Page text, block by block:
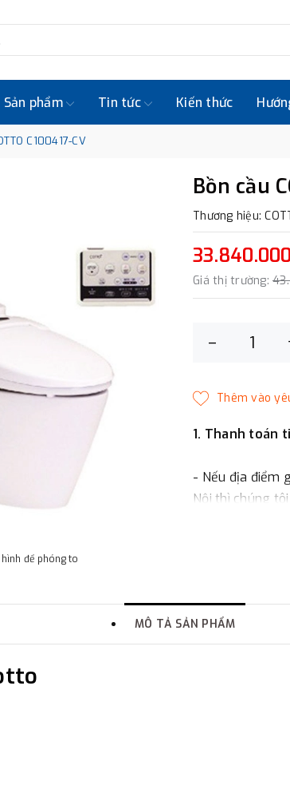
Sản phẩm Tin tức Kiến thức
C100417-CV
để phóng to
Bồn cầu
Thương hiệu:
Giá thị trường:
–
1. Thanh toán
- Nếu địa điểm
Nội thì chúng
một phần giá
-Showroom
quận Đống Đa,
MÔ TẢ SẢN PHẨM